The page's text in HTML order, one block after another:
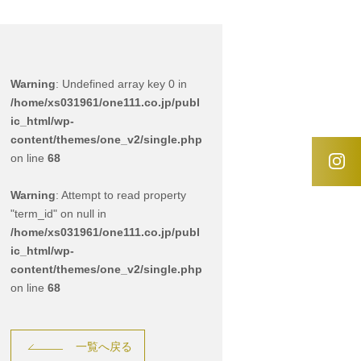
Warning: Undefined array key 0 in
/home/xs031961/one111.co.jp/publ
ic_html/wp-
content/themes/one_v2/single.php
on line 68
Warning: Attempt to read property
"term_id" on null in
/home/xs031961/one111.co.jp/publ
ic_html/wp-
content/themes/one_v2/single.php
on line 68
一覧へ戻る